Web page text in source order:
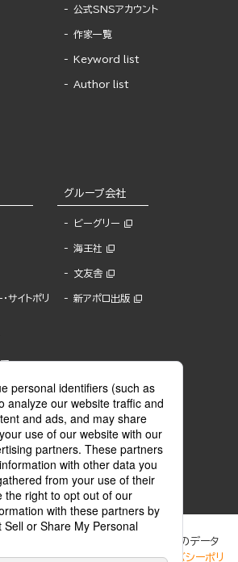
公式SNSアカウント
作家一覧
Keyword list
Author list
サイトポリ
グループ会社
ビーグリー
海王社
文友舎
新アポロ出版
では、利便性向上のためにCookie等のデータ
のCookieについての詳細は、「プライバシーポリ